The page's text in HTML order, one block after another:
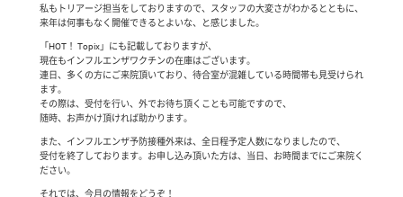
私もトリアージ担当をしておりますので、スタッフの大変さがわかるとともに、
来年は何事もなく開催できるとよいな、と感じました。
「HOT！ Topix」にも記載しておりますが、
現在もインフルエンザワクチンの在庫はございます。
連日、多くの方にご来院頂いており、待合室が混雑している時間帯も見受けられ
ます。
その際は、受付を行い、外でお待ち頂くことも可能ですので、
随時、お声かけ頂ければ助かります。
また、インフルエンザ予防接種外来は、全日程予定人数になりましたので、
受付を終了しております。お申し込み頂いた方は、当日、お時間までにご来院く
ださい。
それでは、今月の情報をどうぞ！